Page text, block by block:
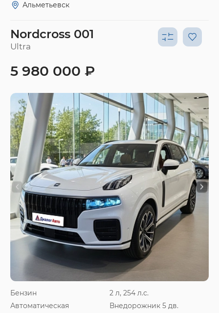
Альметьевск
Nordcross 001
Ultra
Бензин
2 л, 254 л.с.
Автоматическая
Внедорожник 5 дв.
5 980 000 ₽